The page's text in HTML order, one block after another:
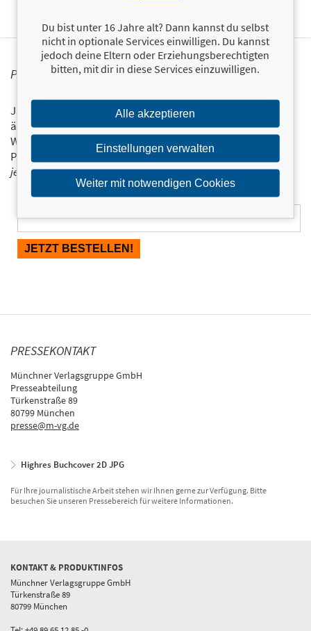
PERSONALISIERTE PRODUKTINFORMATIONEN
Ja, ich will über interessante Neuerscheinungen und
ähnliche Produkte informiert werden.
Wir halten Sie per E-Mail auf dem aktuellen Stand über das
Programm der Münchner Verlagsgruppe.Tragen Sie sich
jetzt ein!
E-Mail-Adresse:
PRESSEKONTAKT
Münchner Verlagsgruppe GmbH
Presseabteilung
Türkenstraße 89
80799 München
presse@m-vg.de
Highres Buchcover 2D JPG
Für Ihre journalistische Arbeit stehen wir Ihnen gerne zur Verfügung. Bitte
besuchen Sie unseren Pressebereich für weitere Informationen.
KONTAKT & PRODUKTINFOS
Münchner Verlagsgruppe GmbH
Türkenstraße 89
80799 München
Du bist unter 16 Jahre alt? Dann kannst du selbst
nicht in optionale Services einwilligen. Du kannst
jedoch deine Eltern oder Erziehungsberechtigten
bitten, mit dir in diese Services einzuwilligen.
Alle akzeptieren
Einstellungen verwalten
Weiter mit notwendigen Cookies